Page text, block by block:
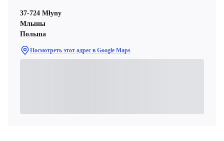
37-724 Młyny
Млыны
Польша
Посмотреть этот адрес в Google Maps